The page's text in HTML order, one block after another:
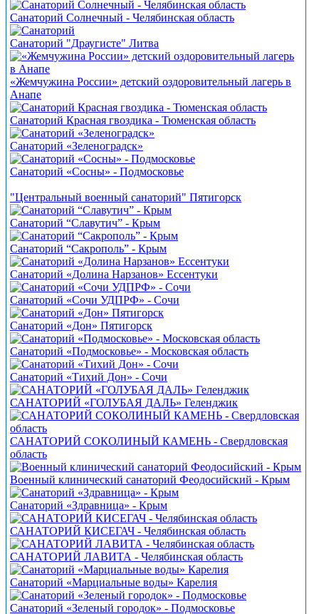
Санаторий Солнечный - Челябинская область
Санаторий "Драугисте" Литва
«Жемчужина России» детский оздоровительный лагерь в
Анапе
Санаторий Красная гвоздика - Тюменская область
Санаторий «Зеленоградск»
Санаторий «Сосны» - Подмосковье
"Центральный военный санаторий" Пятигорск
Санаторий “Славутич” - Крым
Санаторий “Сакрополь” - Крым
Санаторий «Долина Нарзанов» Ессентуки
Санаторий «Сочи УДПРФ» - Сочи
Санаторий «Дон» Пятигорск
Санаторий «Подмосковье» - Московская область
Санаторий «Тихий Дон» - Сочи
САНАТОРИЙ «ГОЛУБАЯ ДАЛЬ» Геленджик
САНАТОРИЙ СОКОЛИНЫЙ КАМЕНЬ - Свердловская
область
Военный клинический санаторий Феодосийский - Крым
Санаторий «Здравница» - Крым
САНАТОРИЙ КИСЕГАЧ - Челябинская область
САНАТОРИЙ ЛАВИТА - Челябинская область
Санаторий «Марциальные воды» Карелия
Санаторий «Зеленый городок» - Подмосковье